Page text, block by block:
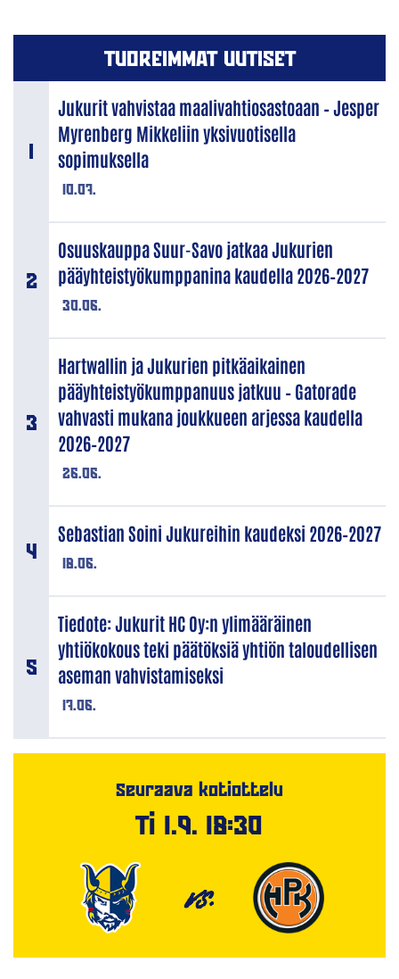
TUOREIMMAT UUTISET
10.07.
Jukurit vahvistaa maalivahtiosastoaan – Jesper
Myrenberg Mikkeliin yksivuotisella
sopimuksella
30.06.
Osuuskauppa Suur-Savo jatkaa Jukurien
pääyhteistyökumppanina kaudella 2026–2027
26.06.
Hartwallin ja Jukurien pitkäaikainen
pääyhteistyökumppanuus jatkuu – Gatorade
vahvasti mukana joukkueen arjessa kaudella
2026–2027
18.06.
Sebastian Soini Jukureihin kaudeksi 2026–2027
17.06.
Tiedote: Jukurit HC Oy:n ylimääräinen
yhtiökokous teki päätöksiä yhtiön taloudellisen
aseman vahvistamiseksi
Seuraava kotiottelu
Ti 1.9. 18:30
VS.